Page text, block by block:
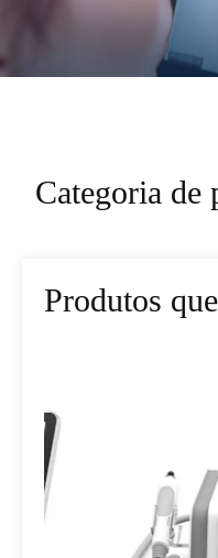
Categoria de
Produtos